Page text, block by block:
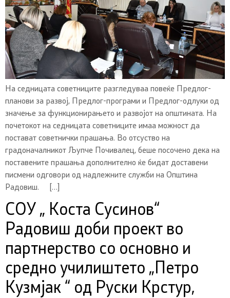
На седницата советниците разгледуваа повеќе Предлог-
планови за развој, Предлог-програми и Предлог-одлуки од
значење за функционирањето и развојот на општината. На
почетокот на седницата советниците имаа можност да
постават советнички прашања. Во отсуство на
градоначалникот Љупче Почивалец, беше посочено дека на
поставените прашања дополнително ќе бидат доставени
писмени одговори од надлежните служби на Општина
Радовиш. […]
СОУ „ Коста Сусинов“
Радовиш доби проект во
партнерство со основно и
средно училиштето „Петро
Кузмјак “ од Руски Крстур,